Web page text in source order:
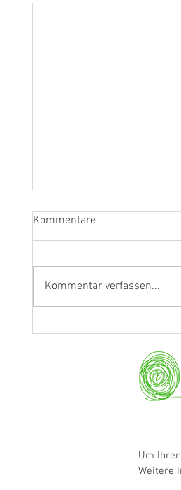
Kommentare
Kommentar verfassen...
Um
Weitere